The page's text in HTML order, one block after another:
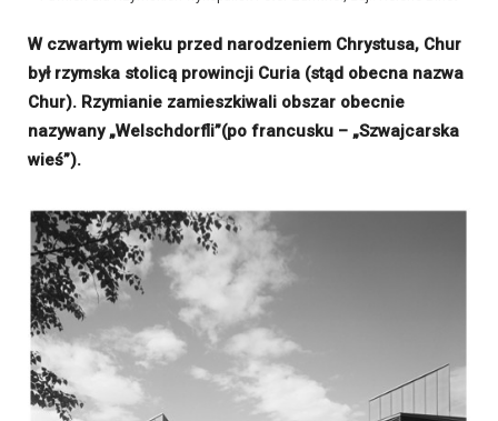
W czwartym wieku przed narodzeniem Chrystusa, Chur
był rzymska stolicą prowincji Curia (stąd obecna nazwa
Chur). Rzymianie zamieszkiwali obszar obecnie
nazywany „Welschdorfli”(po francusku – „Szwajcarska
wieś”).